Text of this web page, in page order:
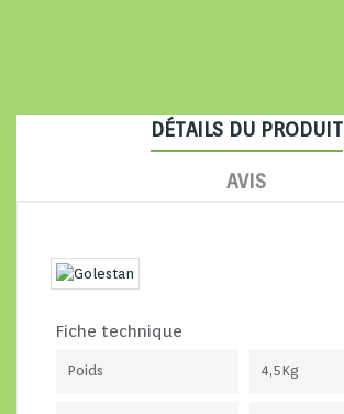
DÉTAILS DU PRODUIT
AVIS
Fiche technique
Poids 4,5Kg